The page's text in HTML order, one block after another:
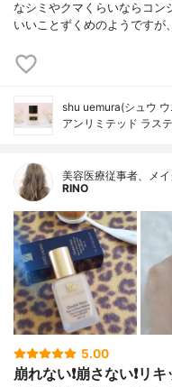
なシミやクマくらいならコ
いいことずくめのようですが
shu uemura(シュウ ウ
アンリミテッド ラス
美容医療従事者、メイ
RINO
5.00
崩れない❗️崩さない❗️リ